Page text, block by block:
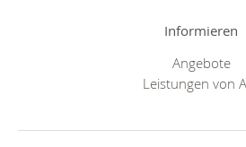
Informieren
Angebote
Leistungen von